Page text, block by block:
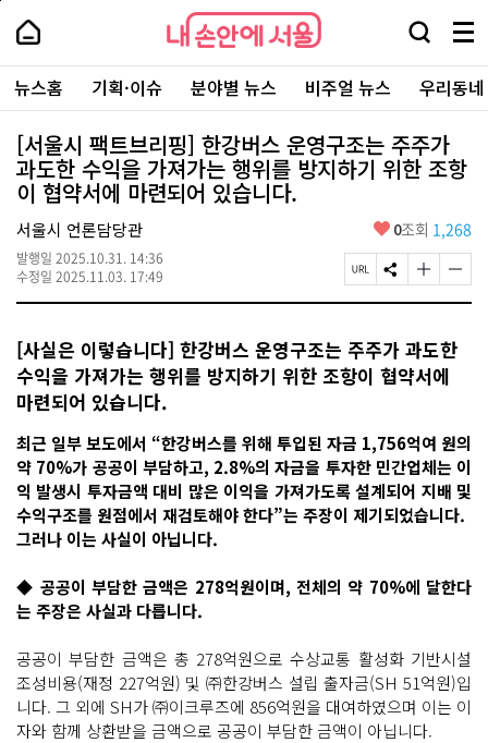
본
로
가
내
손
안
에
서
울
-
서
울
시
표
소
통
포
털
내
손
에
울
검
창
열
기
메
뉴
전
체
보
주
요
서
뉴스홈 기획·이슈 분야별 뉴스 비주얼 뉴스 우리동
[서울시 팩트브리핑] 한강버스 운영구조는 주주가
과도한 수익을 가져가는 행위를 방지하기 위한 조항
이 협약서에 마련되어 있습니다.
서울시 언론담당관
발행일 2025.10.31. 14:36
수정일 2025.11.03. 17:49
좋
요
0조회 1,268
페
이
R
L
복
S
N
유
하
기
글
자
크
게
변
기
글
자
작
기
[사실은 이렇습니다] 한강버스 운영구조는 주주가 과도한
수익을 가져가는 행위를 방지하기 위한 조항이 협약서에
마련되어 있습니다.
최근 일부 보도에서 “한강버스를 위해 투입된 자금 1,756억여 원의
약 70%가 공공이 부담하고, 2.8%의 자금을 투자한 민간업체는 이
익 발생시 투자금액 대비 많은 이익을 가져가도록 설계되어 지배 및
수익구조를 원점에서 재검토해야 한다”는 주장이 제기되었습니다.
그러나 이는 사실이 아닙니다.
◆ 공공이 부담한 금액은 278억원이며, 전체의 약 70%에 달한다
는 주장은 사실과 다릅니다.
공공이 부담한 금액은 총 278억원으로 수상교통 활성화 기반시설
조성비용(재정 227억원) 및 ㈜한강버스 설립 출자금(SH 51억원)입
니다. 그 외에 SH가 ㈜이크루즈에 856억원을 대여하였으며 이는 이
자와 함께 상환받을 금액으로 공공이 부담한 금액이 아닙니다.
페
상
단
로